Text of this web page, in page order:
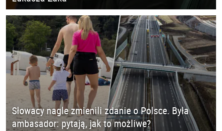
Słowacy nagle zmienili zdanie o Polsce. Była
ambasador: pytają, jak to możliwe?